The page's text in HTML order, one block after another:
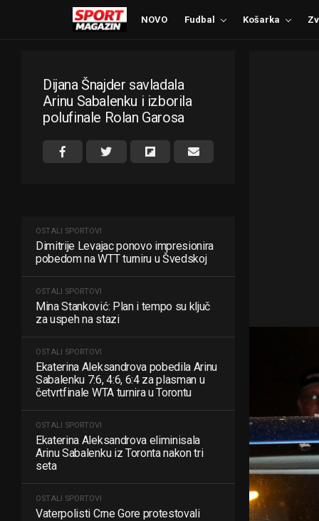
NOVO Fudbal Košarka
Dijana Šnajder savladala
Arinu Sabalenku i izborila
polufinale Rolan Garosa
OSTALI SPORTOVI
Dimitrije Levajac ponovo impresionira
pobedom na WTT turniru u Švedskoj
OSTALI SPORTOVI
Mina Stanković: Plan i tempo su ključ
za uspeh na stazi
OSTALI SPORTOVI
Ekaterina Aleksandrova pobedila Arinu
Sabalenku 7:6, 4:6, 6:4 za plasman u
četvrtfinale WTA turnira u Torontu
OSTALI SPORTOVI
Ekaterina Aleksandrova eliminisala
Arinu Sabalenku iz Toronta nakon tri
seta
OSTALI SPORTOVI
Vaterpolisti Crne Gore protestovali